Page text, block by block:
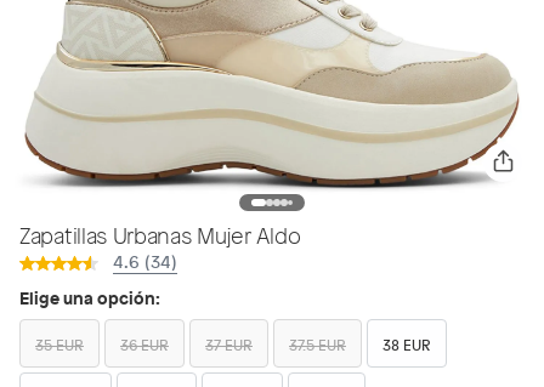
Zapatillas Urbanas Mujer Aldo
4.6 (34)
Elige una opción:
35 EUR 36 EUR 37 EUR 37.5 EUR 38 EUR